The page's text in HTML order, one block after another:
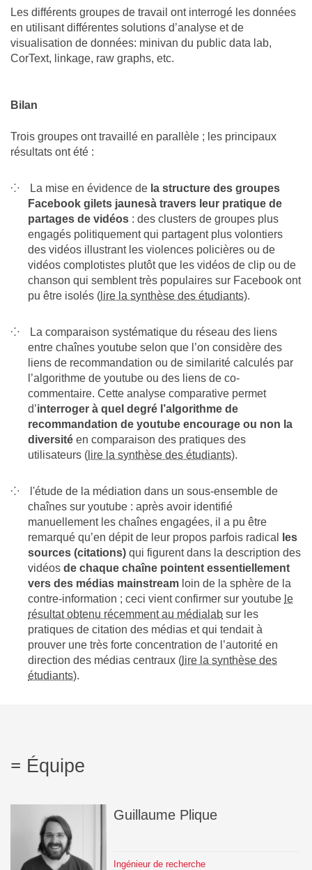
Les différents groupes de travail ont interrogé les données
en utilisant différentes solutions d’analyse et de
visualisation de données: minivan du public data lab,
CorText, linkage, raw graphs, etc.
Bilan
Trois groupes ont travaillé en parallèle ; les principaux
résultats ont été :
La mise en évidence de la structure des groupes
Facebook gilets jaunesà travers leur pratique de
partages de vidéos : des clusters de groupes plus
engagés politiquement qui partagent plus volontiers
des vidéos illustrant les violences policières ou de
vidéos complotistes plutôt que les vidéos de clip ou de
chanson qui semblent très populaires sur Facebook ont
pu être isolés ( lire la synthèse des étudiants).
La comparaison systématique du réseau des liens
entre chaînes youtube selon que l’on considère des
liens de recommandation ou de similarité calculés par
l’algorithme de youtube ou des liens de co-
commentaire. Cette analyse comparative permet
d’interroger à quel degré l’algorithme de
recommandation de youtube encourage ou non la
diversité en comparaison des pratiques des
utilisateurs ( lire la synthèse des étudiants).
l'étude de la médiation dans un sous-ensemble de
chaînes sur youtube : après avoir identifié
manuellement les chaînes engagées, il a pu être
remarqué qu’en dépit de leur propos parfois radical
les
sources (citations) qui figurent dans la description des
vidéos de chaque chaîne pointent essentiellement
vers des médias mainstream loin de la sphère de la
contre-information ; ceci vient confirmer sur youtube le
résultat obtenu récemment au médialab sur les
pratiques de citation des médias et qui tendait à
prouver une très forte concentration de l’autorité en
direction des médias centraux ( lire la synthèse des
étudiants).
Équipe
Guillaume Plique
Ingénieur de recherche